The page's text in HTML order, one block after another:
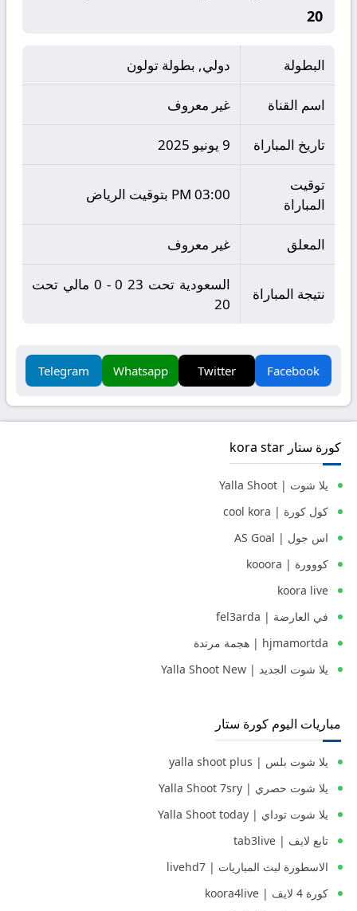
20
البطولة دولي, بطولة تولون
اسم القناة غير معروف
تاريخ المباراة 9 يونيو 2025
توقيت
المباراة
03:00 PM بتوقيت الرياض
المعلق غير معروف
نتيجة المباراة
السعودية تحت 23 0 - 0 مالي تحت
20
Facebook
Twitter
Whatsapp
Telegram
كورة ستار kora star
يلا شوت | Yalla Shoot
كول كورة | cool kora
اس جول | AS Goal
كووورة | kooora
koora live
في العارضة | fel3arda
hjmamortda | هجمة مرتدة
يلا شوت الجديد | Yalla Shoot New
مباريات اليوم كورة ستار
يلا شوت بلس | yalla shoot plus
يلا شوت حصري | Yalla Shoot 7sry
يلا شوت توداي | Yalla Shoot today
تابع لايف | tab3live
الاسطورة لبث المباريات | livehd7
كورة 4 لايف | koora4live